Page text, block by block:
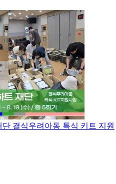
결식우려아동 특식 키트 지원